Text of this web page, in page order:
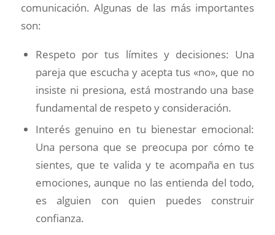
comunicación. Algunas de las más importantes
son:
Respeto por tus límites y decisiones: Una
pareja que escucha y acepta tus «no», que no
insiste ni presiona, está mostrando una base
fundamental de respeto y consideración.
Interés genuino en tu bienestar emocional:
Una persona que se preocupa por cómo te
sientes, que te valida y te acompaña en tus
emociones, aunque no las entienda del todo,
es alguien con quien puedes construir
confianza.